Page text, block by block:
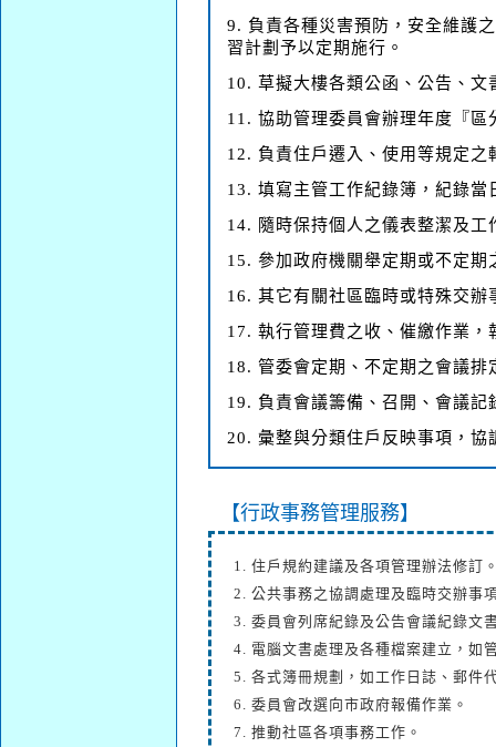
9. 負責各種災害預防，安全維護
習計劃予以定期施行。
10. 草擬大樓各類公函、公告、
11. 協助管理委員會辦理年度『
12. 負責住戶遷入、使用等規定之
13. 填寫主管工作紀錄簿，紀錄當
14. 隨時保持個人之儀表整潔及
15. 參加政府機關舉定期或不定期
16. 其它有關社區臨時或特殊交辦
17. 執行管理費之收、催繳作業，
18. 管委會定期、不定期之會議
19. 負責會議籌備、召開、會議
20. 彙整與分類住戶反映事項，協
【行政事務管理服務】
1. 住戶規約建議及各項管理辦法修訂
2. 公共事務之協調處理及臨時交辦事
3. 委員會列席紀錄及公告會議紀錄文
4. 電腦文書處理及各種檔案建立，如
5. 各式簿冊規劃，如工作日誌、郵件
6. 委員會改選向市政府報備作業。
7. 推動社區各項事務工作。